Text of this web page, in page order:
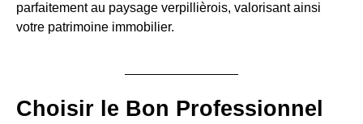
parfaitement au paysage verpillièrois, valorisant ainsi
votre patrimoine immobilier.
Choisir le Bon Professionnel